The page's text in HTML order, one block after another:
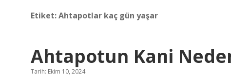
Etiket:Ahtapotlar kaç gün yaşar
Ahtapotun Kani
Tarih: Ekim 10, 2024